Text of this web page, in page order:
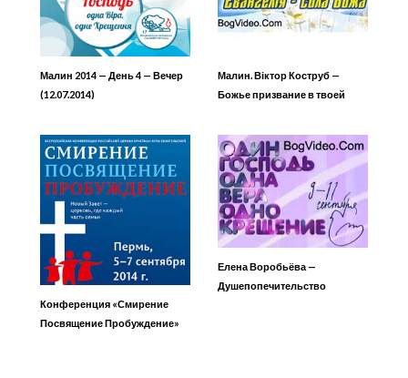
Малин 2014 — День 4 — Вечер
(12.07.2014)
Малин. Віктор Коструб —
Божье призвание в твоей
Конференция «Смирение
Посвящение Пробуждение»
Елена Воробьёва —
Душепопечительство